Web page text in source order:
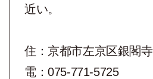
近い。
住：京都市左京区銀閣寺
電：075-771-5725